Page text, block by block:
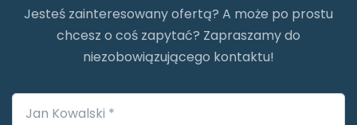
Jesteś zainteresowany ofertą? A może po prostu
chcesz o coś zapytać? Zapraszamy do
niezobowiązującego kontaktu!